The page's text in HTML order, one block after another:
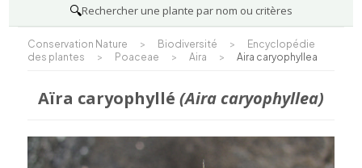
🔍Rechercher une plante par nom ou critères
Conservation Nature > Biodiversité >
Encyclopédie
des plantes
> Poaceae > Aira > Aira caryophyllea
Aïra caryophyllé (Aira caryophyllea)